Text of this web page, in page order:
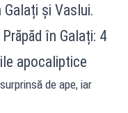
Galați și Vaslui.
în Galați: 4
apocaliptice
de ape, iar